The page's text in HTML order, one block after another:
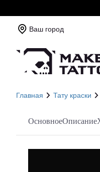
Ваш город
Главная Тату краски
ОсновноеОписание